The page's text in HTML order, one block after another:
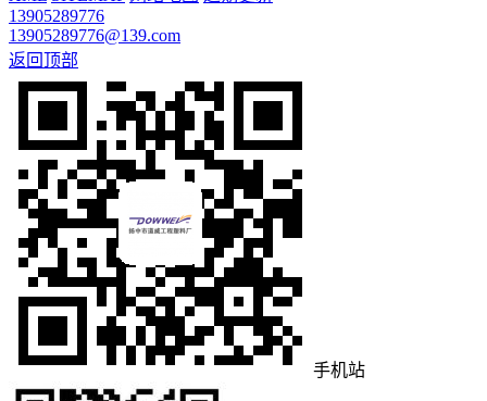
13905289776
13905289776@139.com
返回顶部
手机站